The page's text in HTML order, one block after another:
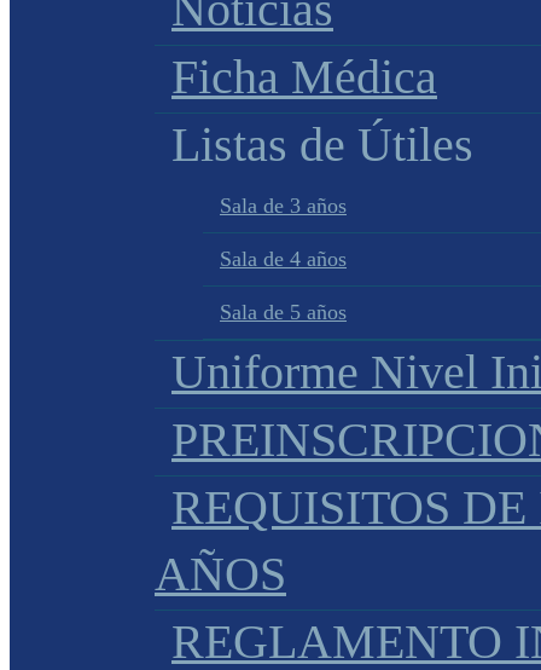
Ficha Médica
Listas de Útiles
Sala de 3 años
Sala de 4 años
Sala de 5 años
Uniforme Nivel
REQUISITOS
AÑOS
REGLAMENTO